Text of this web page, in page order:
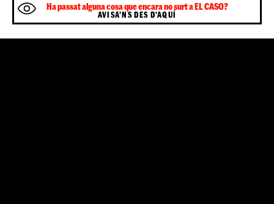
Ha passat alguna cosa que encara no surt a EL CASO?
AVISA'NS DES D'AQUÍ